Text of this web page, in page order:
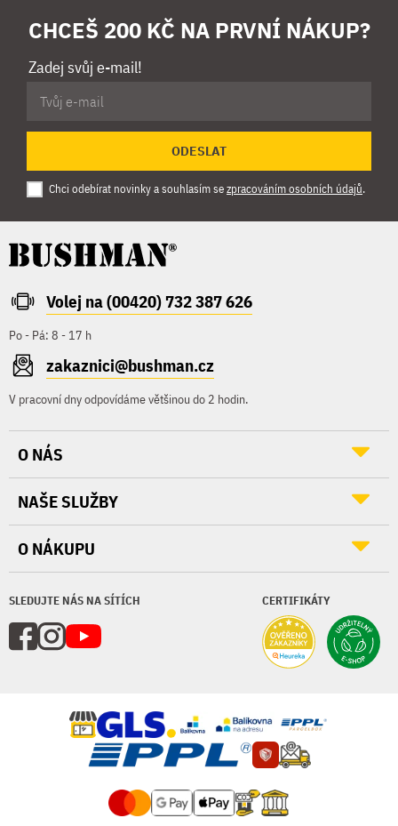
CHCEŠ 200 KČ NA PRVNÍ NÁKUP?
Zadej svůj e-mail!
ODESLAT
Chci odebírat novinky a souhlasím sezpracováním osobních údajů.
Volej na (00420) 732 387 626
Po - Pá: 8 - 17 h
zakaznici@bushman.cz
V pracovní dny odpovídáme většinou do 2 hodin.
SLEDUJTE NÁS NA SÍTÍCH CERTIFIKÁTY
O NÁS
NAŠE SLUŽBY
O NÁKUPU